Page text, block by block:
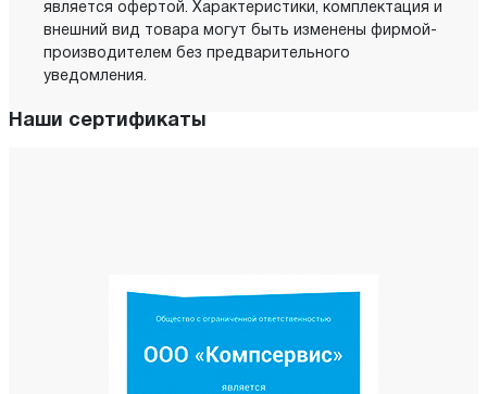
является офертой. Характеристики, комплектация и
внешний вид товара могут быть изменены фирмой-
производителем без предварительного
уведомления.
Наши сертификаты